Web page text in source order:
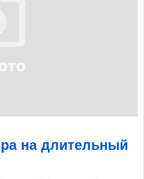
на длительный